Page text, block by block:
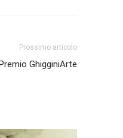
Prossimo articolo
GhigginiArte